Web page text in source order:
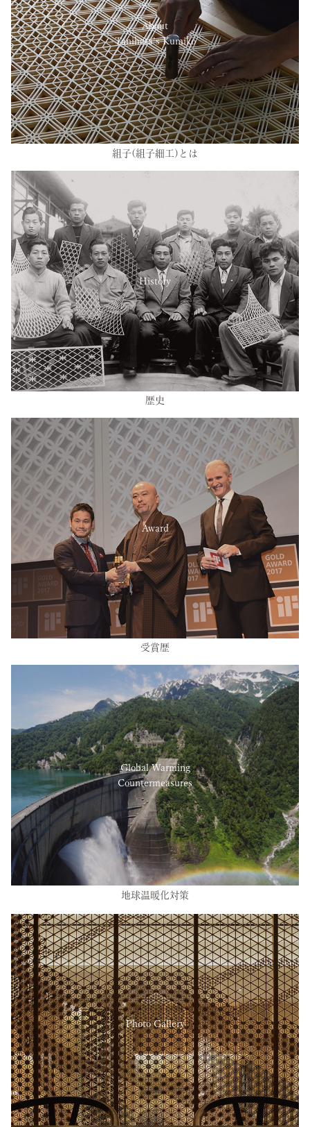
About
Tanihata’s Kumiko
組子(組子細工)とは
History
歴史
Award
受賞歴
Global Warming
Countermeasures
地球温暖化対策
Photo Gallery